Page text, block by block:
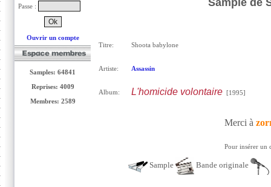
Passe :
Ouvrir un compte
Samples: 64841
Reprises: 4009
Membres: 2589
Sample de
Titre: Shoota babylone
Artiste: Assassin
Album: L'homicide volontaire[1995]
Merci à
Pour insérer un
Sample Bande originale